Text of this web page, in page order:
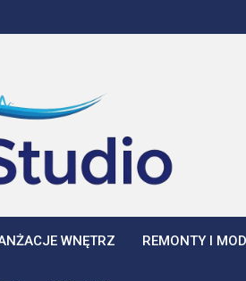
WNĘTRZ REMONTY I